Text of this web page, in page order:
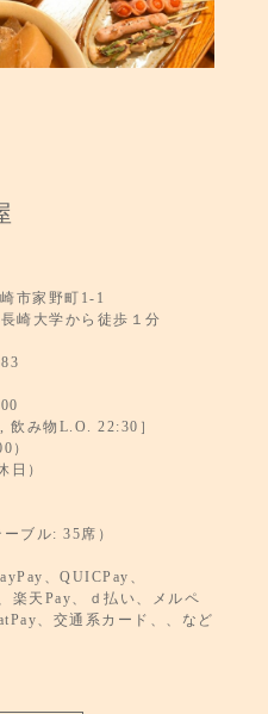
市家野町1-1
崎大学から徒歩１分
み物L.O. 22:30］
）
）
ブル: 35席）
、QUICPay、
楽天Pay、ｄ払い、メルペ
、交通系カード、、など